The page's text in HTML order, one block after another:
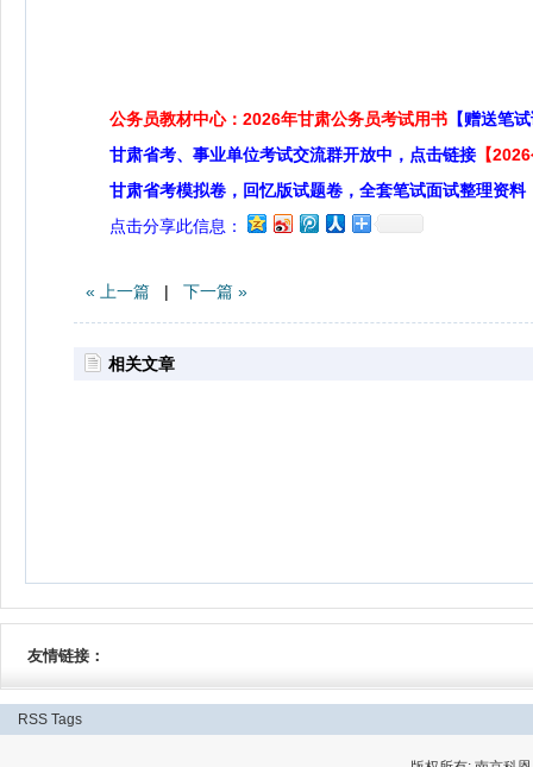
公务员教材中心：2026年甘肃公务员考试用书 【赠送笔
甘肃省考、事业单位考试交流群开放中，点击链接 【
甘肃省考模拟卷，回忆版试题卷，全套笔试面试整理资料
点击分享此信息：
« 上一篇 | 下一篇 »
相关文章
友情链接：
RSS Tags